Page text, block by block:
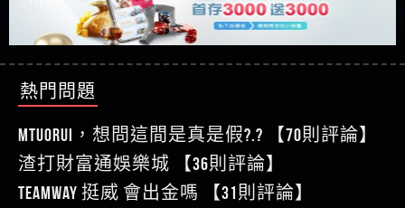
力智投資是詐騙嗎 南部老翁還在癡迷力智投資高
回報獲利 請不要在匯款
zg369】天盛商行詐騙 天盛商行是不是詐騙 天盛商
行是真的嗎 天盛商行是詐騙嗎 被天盛商行詐騙一
招教你拿回
【其他問題】 受害者援助賴【zg369】退休老翁被
大戶e點靈詐騙痛不欲生 大戶e點靈是真的嗎 大戶e
點靈是不是詐騙 大戶e點靈是詐騙嗎 大戶e點靈無
法出金 （大戶e點靈）教你如何規避詐騙陷阱
【其他問題】 弘記投資詐騙持續收割國人中【免
費討回資金賴zg369】弘記投資是詐騙嗎 弘記投資
是不是詐騙 弘記投資是真的嗎 被弘記投資詐騙的
【其他問題】 被騙追回賴【zg369】KnTop利用新型
詐騙手法欺詐群眾 KnTop是真的嗎 KnTop是不是詐騙
的錢一招拿回
【其他問題】機台運算專案詐騙持續收割國人中
機台運算專案是不是詐騙 機台運算專案是真的嗎
被機台運算專案詐騙的錢怎麼辦 本文教你如何拿
回被騙資金
討回資金賴zg369】Hoyabit是詐騙嗎 Hoyabit是不是詐
騙 Hoyabit是真的嗎 被HoyabitHoyabit詐騙的錢怎麼辦
本文教你如何拿回被騙資金
【其他問題】KS.M多元化行銷詐騙持續收割國人
中【免費討回資金賴zg369】KS.M多元化行銷是詐
騙嗎 KS.M多元化行銷是不是詐騙 KS.M多元化行銷是
【其他問題】免費追回賴「zg369」深度解析野原
家 Family & Love如何詐騙 野原家 Family & Love是不是詐
【其他問題】元盈橋詐騙持續收割國人中【免費
【盧鴻傑】請問一下100多萬會出金嗎，有誰可以
回答
【王亞廷】LINE:kK605638
【王亞廷】#免費手遊#錢龍皇ONLINE#http
【傑】真的
【蔡如軒】黑網一個呵呵
【Wei】讚
【沈樂慧】又是九州??爛死了黑網不要玩
【林伊依】爛死了拉贏錢直接鎖帳號可以去吃屎
【陳靜茹】推薦小畢，我也是小畢的會員～～
熱門問題
MTUORUi，想問這間是真是假?.? 【70則評論】
渣打財富通娛樂城 【36則評論】
TEAMWAY 挺威 會出金嗎 【31則評論】
詐騙 kns金融控股集團 WID全球平台 WEB數據
趨勢 【25則評論】